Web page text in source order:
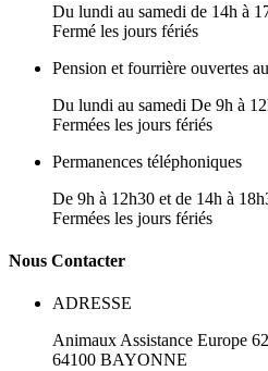
Du lundi au samedi de 14h à
Fermé les jours fériés
Pension et fourrière ouvertes
Du lundi au samedi De 9h à
Fermées les jours fériés
Permanences téléphoniques
De 9h à 12h30 et de 14h à
Fermées les jours fériés
Nous Contacter
ADRESSE
Animaux Assistance Europe
64100 BAYONNE